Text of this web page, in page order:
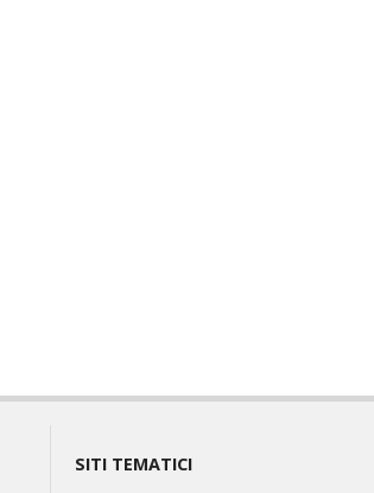
SITI TEMATICI